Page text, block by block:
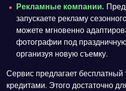
Рекламные компании.
запускаете рекламу
можете мгновенно
фотографии под
организуя новую съемку.
Сервис предлагает
кредитами. Этого достаточно